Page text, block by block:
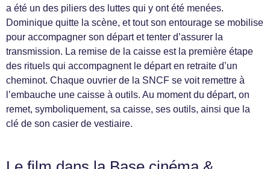
a été un des piliers des luttes qui y ont été menées.
Dominique quitte la scène, et tout son entourage se mobilise
pour accompagner son départ et tenter d’assurer la
transmission. La remise de la caisse est la première étape
des rituels qui accompagnent le départ en retraite d’un
cheminot. Chaque ouvrier de la SNCF se voit remettre à
l’embauche une caisse à outils. Au moment du départ, on
remet, symboliquement, sa caisse, ses outils, ainsi que la
clé de son casier de vestiaire.